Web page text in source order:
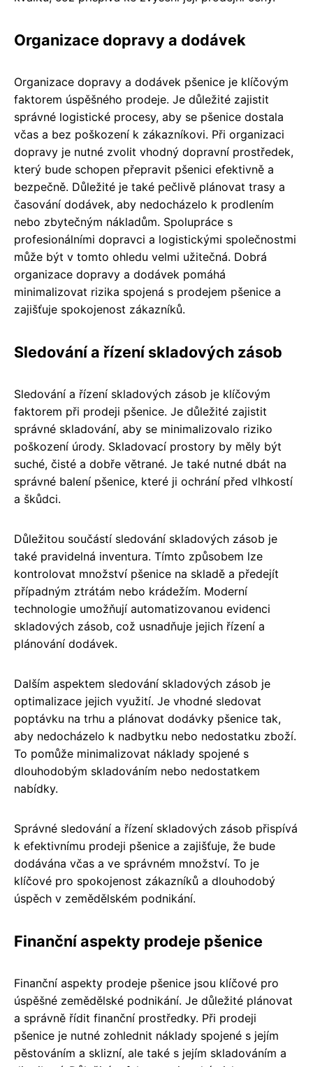
Organizace dopravy a dodávek
Organizace dopravy a dodávek pšenice je klíčovým
faktorem úspěšného prodeje. Je důležité zajistit
správné logistické procesy, aby se pšenice dostala
včas a bez poškození k zákazníkovi. Při organizaci
dopravy je nutné zvolit vhodný dopravní prostředek,
který bude schopen přepravit pšenici efektivně a
bezpečně. Důležité je také pečlivě plánovat trasy a
časování dodávek, aby nedocházelo k prodlením
nebo zbytečným nákladům. Spolupráce s
profesionálními dopravci a logistickými společnostmi
může být v tomto ohledu velmi užitečná. Dobrá
organizace dopravy a dodávek pomáhá
minimalizovat rizika spojená s prodejem pšenice a
zajišťuje spokojenost zákazníků.
Sledování a řízení skladových zásob
Sledování a řízení skladových zásob je klíčovým
faktorem při prodeji pšenice. Je důležité zajistit
správné skladování, aby se minimalizovalo riziko
poškození úrody. Skladovací prostory by měly být
suché, čisté a dobře větrané. Je také nutné dbát na
správné balení pšenice, které ji ochrání před vlhkostí
a škůdci.
Důležitou součástí sledování skladových zásob je
také pravidelná inventura. Tímto způsobem lze
kontrolovat množství pšenice na skladě a předejít
případným ztrátám nebo krádežím. Moderní
technologie umožňují automatizovanou evidenci
skladových zásob, což usnadňuje jejich řízení a
plánování dodávek.
Dalším aspektem sledování skladových zásob je
optimalizace jejich využití. Je vhodné sledovat
poptávku na trhu a plánovat dodávky pšenice tak,
aby nedocházelo k nadbytku nebo nedostatku zboží.
To pomůže minimalizovat náklady spojené s
dlouhodobým skladováním nebo nedostatkem
nabídky.
Správné sledování a řízení skladových zásob přispívá
k efektivnímu prodeji pšenice a zajišťuje, že bude
dodávána včas a ve správném množství. To je
klíčové pro spokojenost zákazníků a dlouhodobý
úspěch v zemědělském podnikání.
Finanční aspekty prodeje pšenice
Finanční aspekty prodeje pšenice jsou klíčové pro
úspěšné zemědělské podnikání. Je důležité plánovat
a správně řídit finanční prostředky. Při prodeji
pšenice je nutné zohlednit náklady spojené s jejím
pěstováním a sklizní, ale také s jejím skladováním a